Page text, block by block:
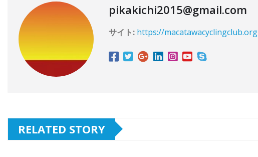
pikakichi2015@gmail.com
サイト: https://macatawacyclingclub.org
RELATED STORY